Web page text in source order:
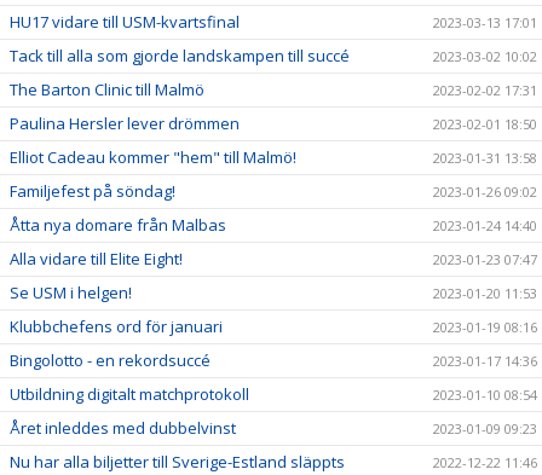
HU17 vidare till USM-kvartsfinal 2023-03-13 17:01
Tack till alla som gjorde landskampen till succé 2023-03-02 10:02
The Barton Clinic till Malmö 2023-02-02 17:31
Paulina Hersler lever drömmen 2023-02-01 18:50
Elliot Cadeau kommer "hem" till Malmö! 2023-01-31 13:58
Familjefest på söndag! 2023-01-26 09:02
Åtta nya domare från Malbas 2023-01-24 14:40
Alla vidare till Elite Eight! 2023-01-23 07:47
Se USM i helgen! 2023-01-20 11:53
Klubbchefens ord för januari 2023-01-19 08:16
Bingolotto - en rekordsuccé 2023-01-17 14:36
Utbildning digitalt matchprotokoll 2023-01-10 08:54
Året inleddes med dubbelvinst 2023-01-09 09:23
Nu har alla biljetter till Sverige-Estland släppts 2022-12-22 11:46